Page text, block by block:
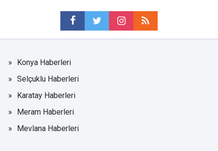
Konya Haberleri
Selçuklu Haberleri
Karatay Haberleri
Meram Haberleri
Mevlana Haberleri